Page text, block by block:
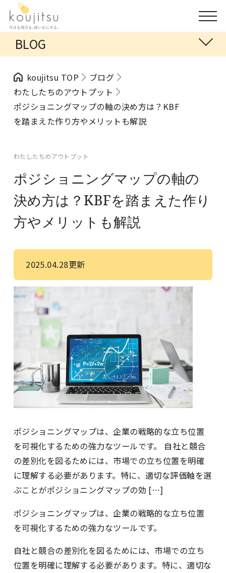
BLOG
koujitsu TOP
ブログ
わたしたちのアウトプット
ポジショニングマップの軸の決め方は？KBF
を踏まえた作り方やメリットも解説
わたしたちのアウトプット
ポジショニングマップの軸の
決め方は？KBFを踏まえた作り
方やメリットも解説
2025.04.28更新
ポジショニングマップは、企業の戦略的な立ち位置
を可視化するための強力なツールです。 自社と競合
の差別化を図るためには、市場での立ち位置を明確
に理解する必要があります。特に、適切な評価軸を選
ぶことがポジショニングマップの効 […]
ポジショニングマップは、企業の戦略的な立ち位置
を可視化するための強力なツールです。
自社と競合の差別化を図るためには、市場での立ち
位置を明確に理解する必要があります。特に、適切な